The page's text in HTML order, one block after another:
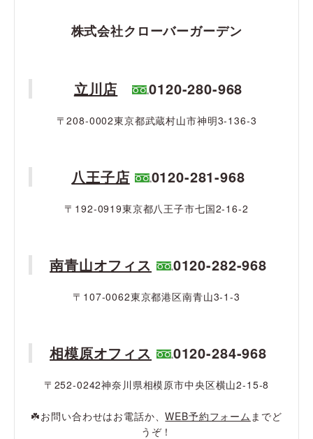
株式会社クローバーガーデン
立川店 0120-280-968
〒208-0002東京都武蔵村山市神明3-136-3
八王子店 0120-281-968
〒192-0919東京都八王子市七国2-16-2
南青山オフィス 0120-282-968
〒107-0062東京都港区南青山3-1-3
相模原オフィス 0120-284-968
〒252-0242神奈川県相模原市中央区横山2-15-8
☘️お問い合わせはお電話か、WEB予約フォーム までど
うぞ！